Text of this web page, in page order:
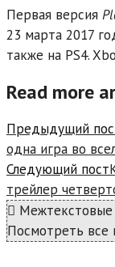
Первая версия
23 марта 2017
также на PS4.
Read more
Предыдущий
одна игра во
Следующий пост
трейлер
Посмотреть все